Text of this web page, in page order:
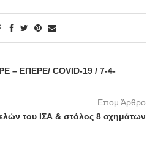
– ΕΠΕΡΕ/ COVID-19 / 7-4-
Επομ Άρθρο
του ΙΣΑ & στόλος 8 οχημάτων